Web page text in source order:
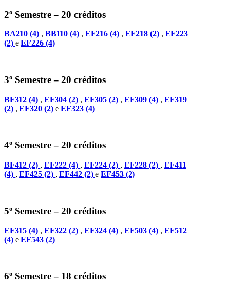
2º Semestre – 20 créditos
BA210 (4) , BB110 (4) , EF216 (4) , EF218 (2) , EF223
(2) e EF226 (4)
3º Semestre – 20 créditos
BF312 (4) , EF304 (2) , EF305 (2) , EF309 (4) , EF319
(2) , EF320 (2) e EF323 (4)
4º Semestre – 20 créditos
BF412 (2) , EF222 (4) , EF224 (2) , EF228 (2) , EF411
(4) , EF425 (2) , EF442 (2) e EF453 (2)
5º Semestre – 20 créditos
EF315 (4) , EF322 (2) , EF324 (4) , EF503 (4) , EF512
(4) e EF543 (2)
6º Semestre – 18 créditos